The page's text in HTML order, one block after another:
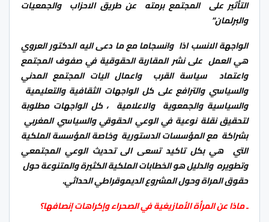
التأثير على المجتمع برمته عن طريق الاحزاب والجمعيات
والبرلمان”
الواجهة الانسب اذا وانسجاما مع ما دعى اليه الدكتور العروي
هي العمل على نشر المقاربة الحقوقية في صفوف المجتمع
واعتماد سياسة القرب واعمال اليات المجتمع المدني
والسياسي والترافع على كل الواجهات الثقافية والتعليمية
والسياسية والجمعوية والاعلامية ، كل الواجهات مطلوبة
لتحقيق نقلة نوعية في الوعي الحقوقي والسياسي المغربي
بشراكة مع المؤسسات الدستورية وخاصة المؤسسة الملكية
التي هي بكل تاكيد تسعى الى تحديث الوعي المجتمعي
وتطويره والدليل هو الخطابات الملكية الكثيرة والمتنوعة حول
حقوق المراة وحول المشروع الديموقراطي الحداثي.
ـ ماذا عن المرأة الأمازيغية في الصحراء وإكراهات إنصافها؟